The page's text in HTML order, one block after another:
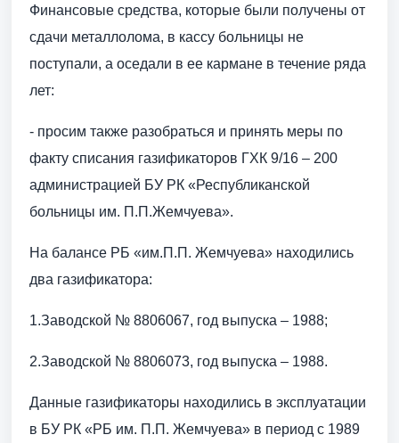
Финансовые средства, которые были получены от
сдачи металлолома, в кассу больницы не
поступали, а оседали в ее кармане в течение ряда
лет:
- просим также разобраться и принять меры по
факту списания газификаторов ГХК 9/16 – 200
администрацией БУ РК «Республиканской
больницы им. П.П.Жемчуева».
На балансе РБ «им.П.П. Жемчуева» находились
два газификатора:
1.Заводской № 8806067, год выпуска – 1988;
2.Заводской № 8806073, год выпуска – 1988.
Данные газификаторы находились в эксплуатации
в БУ РК «РБ им. П.П. Жемчуева» в период с 1989